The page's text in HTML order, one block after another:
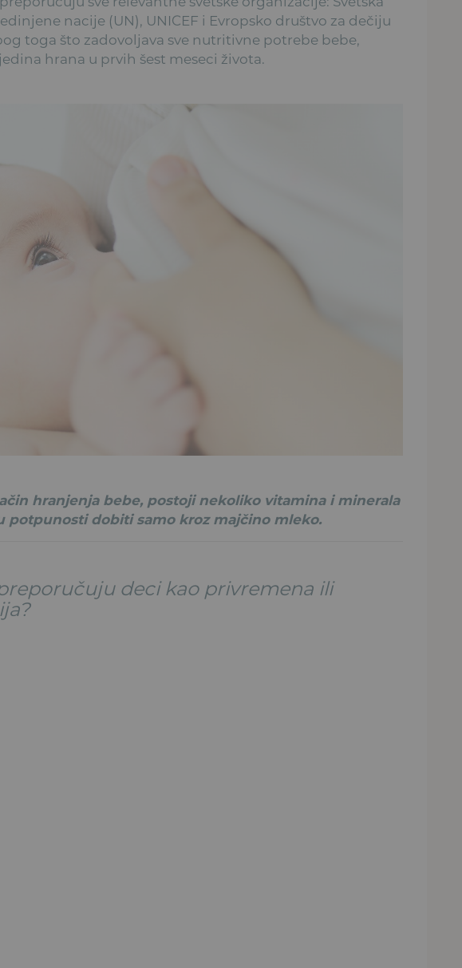
nacije (UN), UNICEF i Evropsko društvo za dečiju
toga što zadovoljava sve nutritivne potrebe bebe,
hrana u prvih šest meseci života.
hranjenja bebe, postoji nekoliko vitamina i minerala
potpunosti dobiti samo kroz majčino mleko.
deci kao privremena ili